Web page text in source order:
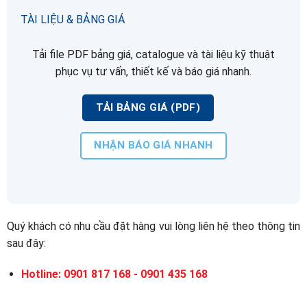
TÀI LIỆU & BẢNG GIÁ
Tải file PDF bảng giá, catalogue và tài liệu kỹ thuật
phục vụ tư vấn, thiết kế và báo giá nhanh.
TẢI BẢNG GIÁ (PDF)
NHẬN BÁO GIÁ NHANH
Quý khách có nhu cầu đặt hàng vui lòng liên hệ theo thông tin
sau đây:
Hotline: 0901 817 168 - 0901 435 168